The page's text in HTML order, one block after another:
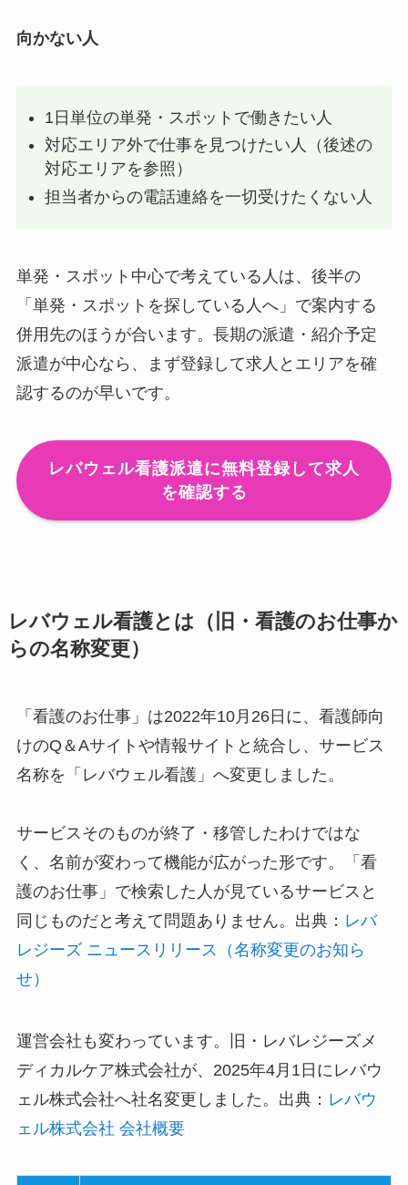
向かない人
1日単位の単発・スポットで働きたい人
対応エリア外で仕事を見つけたい人（後述の
対応エリアを参照）
担当者からの電話連絡を一切受けたくない人
単発・スポット中心で考えている人は、後半の
「単発・スポットを探している人へ」で案内する
併用先のほうが合います。長期の派遣・紹介予定
派遣が中心なら、まず登録して求人とエリアを確
認するのが早いです。
レバウェル看護派遣に無料登録して求人
を確認する
レバウェル看護とは（旧・看護のお仕事か
らの名称変更）
「看護のお仕事」は2022年10月26日に、看護師向
けのQ＆Aサイトや情報サイトと統合し、サービス
名称を「レバウェル看護」へ変更しました。
サービスそのものが終了・移管したわけではな
く、名前が変わって機能が広がった形です。「看
護のお仕事」で検索した人が見ているサービスと
同じものだと考えて問題ありません。出典： レバ
レジーズ ニュースリリース（名称変更のお知ら
せ）
運営会社も変わっています。旧・レバレジーズメ
ディカルケア株式会社が、2025年4月1日にレバウ
ェル株式会社へ社名変更しました。出典： レバウ
ェル株式会社 会社概要